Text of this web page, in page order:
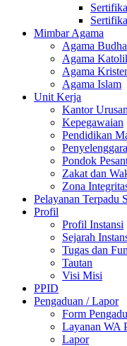
Mimbar Agama
Agama Budha
Agama
Agama
Agama Islam
Unit Kerja
Kantor
Kepegawaian
Pendidikan
Pondok
Zakat dan
Zona
Pelayanan Terpadu
Profil
Profil Instansi
Sejarah
Tugas dan
Tautan
Visi Misi
PPID
Pengaduan / Lapor
Form
Layanan WA
Lapor